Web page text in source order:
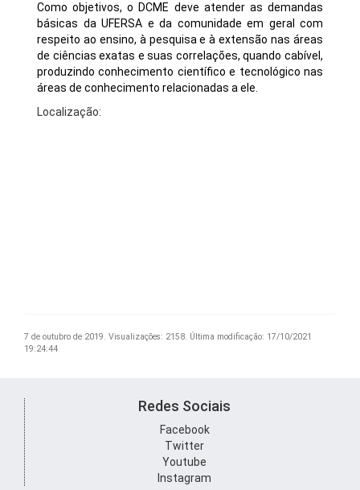
Como objetivos, o DCME deve atender as demandas
básicas da UFERSA e da comunidade em geral com
respeito ao ensino, à pesquisa e à extensão nas áreas
de ciências exatas e suas correlações, quando cabível,
produzindo conhecimento científico e tecnológico nas
áreas de conhecimento relacionadas a ele.
Localização:
7 de outubro de 2019. Visualizações: 2158. Última modificação: 17/10/2021
19:24:44
Redes Sociais
Facebook
Twitter
Youtube
Instagram